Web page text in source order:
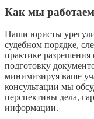
Как мы работаем
Наши юристы
судебном порядке,
практике
подготовку
минимизируя ваше
консультации мы
перспективы дела,
информации.